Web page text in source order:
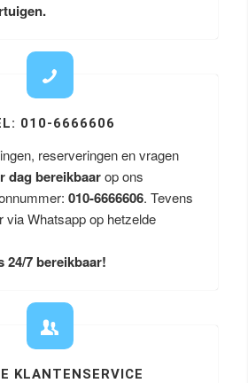
010-6666606
reserveringen en vragen
dag bereikbaarop ons
010-6666606. Tevens
via Whatsapp op hetzelde
24/7 bereikbaar!
KLANTENSERVICE